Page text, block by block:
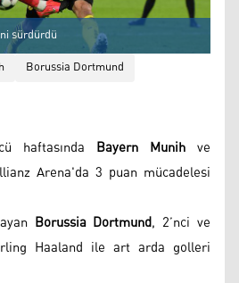
sürdürdü
Borussia Dortmund
haftasında Bayern Munih ve
Arena'da 3 puan mücadelesi
Borussia Dortmund, 2’nci ve
Haaland ile art arda golleri